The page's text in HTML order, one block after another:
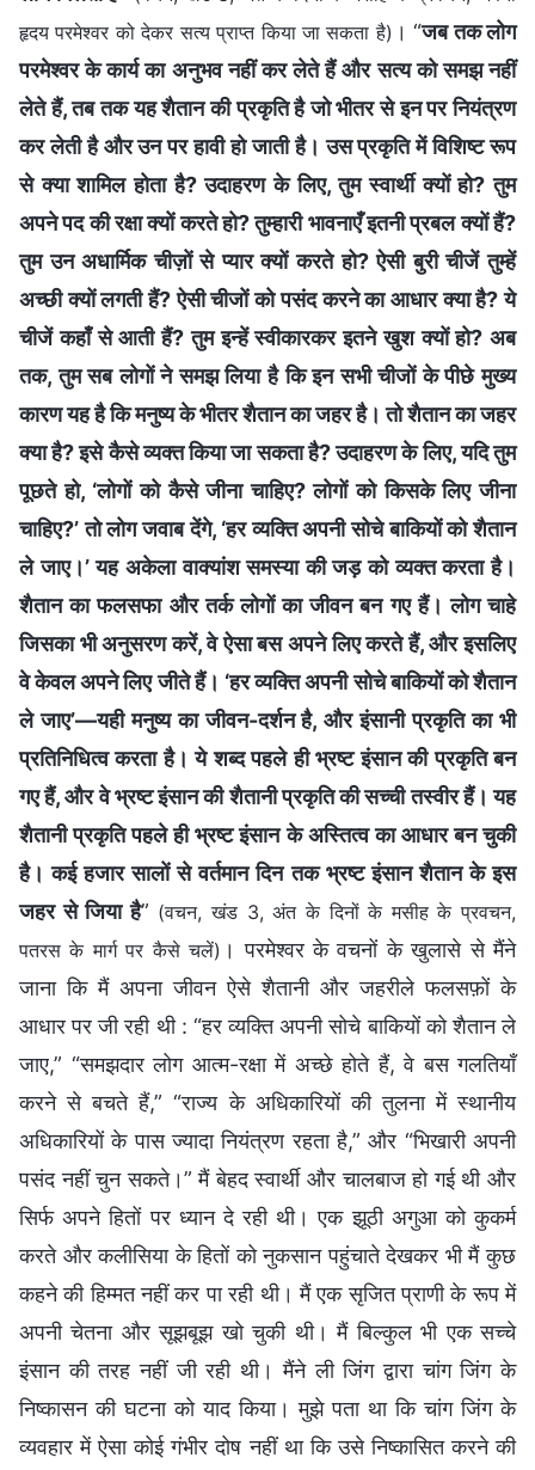
हृदय परमेश्वर को देकर सत्य प्राप्त किया जा सकता है) । “जब तक लोग
परमेश्वर के कार्य का अनुभव नहीं कर लेते हैं और सत्य को समझ नहीं
लेते हैं, तब तक यह शैतान की प्रकृति है जो भीतर से इन पर नियंत्रण
कर लेती है और उन पर हावी हो जाती है। उस प्रकृति में विशिष्ट रूप
से क्या शामिल होता है? उदाहरण के लिए, तुम स्वार्थी क्यों हो? तुम
अपने पद की रक्षा क्यों करते हो? तुम्हारी भावनाएँ इतनी प्रबल क्यों हैं?
तुम उन अधार्मिक चीज़ों से प्यार क्यों करते हो? ऐसी बुरी चीजें तुम्हें
अच्छी क्यों लगती हैं? ऐसी चीजों को पसंद करने का आधार क्या है? ये
चीजें कहाँ से आती हैं? तुम इन्हें स्वीकारकर इतने खुश क्यों हो? अब
तक, तुम सब लोगों ने समझ लिया है कि इन सभी चीजों के पीछे मुख्य
कारण यह है कि मनुष्य के भीतर शैतान का जहर है। तो शैतान का जहर
क्या है? इसे कैसे व्यक्त किया जा सकता है? उदाहरण के लिए, यदि तुम
पूछते हो, ‘लोगों को कैसे जीना चाहिए? लोगों को किसके लिए जीना
चाहिए?’ तो लोग जवाब देंगे, ‘हर व्यक्ति अपनी सोचे बाकियों को शैतान
ले जाए।’ यह अकेला वाक्यांश समस्या की जड़ को व्यक्त करता है।
शैतान का फलसफा और तर्क लोगों का जीवन बन गए हैं। लोग चाहे
जिसका भी अनुसरण करें, वे ऐसा बस अपने लिए करते हैं, और इसलिए
वे केवल अपने लिए जीते हैं। ‘हर व्यक्ति अपनी सोचे बाकियों को शैतान
ले जाए’—यही मनुष्य का जीवन-दर्शन है, और इंसानी प्रकृति का भी
प्रतिनिधित्व करता है। ये शब्द पहले ही भ्रष्ट इंसान की प्रकृति बन
गए हैं, और वे भ्रष्ट इंसान की शैतानी प्रकृति की सच्ची तस्वीर हैं। यह
शैतानी प्रकृति पहले ही भ्रष्ट इंसान के अस्तित्व का आधार बन चुकी
है। कई हजार सालों से वर्तमान दिन तक भ्रष्ट इंसान शैतान के इस
जहर से जिया है” (वचन, खंड 3, अंत के दिनों के मसीह के प्रवचन,
पतरस के मार्ग पर कैसे चलें) । परमेश्वर के वचनों के खुलासे से मैंने
जाना कि मैं अपना जीवन ऐसे शैतानी और जहरीले फलसफ़ों के
आधार पर जी रही थी : “हर व्यक्ति अपनी सोचे बाकियों को शैतान ले
जाए,” “समझदार लोग आत्म-रक्षा में अच्छे होते हैं, वे बस गलतियाँ
करने से बचते हैं,” “राज्य के अधिकारियों की तुलना में स्थानीय
अधिकारियों के पास ज्यादा नियंत्रण रहता है,” और “भिखारी अपनी
पसंद नहीं चुन सकते।” मैं बेहद स्वार्थी और चालबाज हो गई थी और
सिर्फ अपने हितों पर ध्यान दे रही थी। एक झूठी अगुआ को कुकर्म
करते और कलीसिया के हितों को नुकसान पहुंचाते देखकर भी मैं कुछ
कहने की हिम्मत नहीं कर पा रही थी। मैं एक सृजित प्राणी के रूप में
अपनी चेतना और सूझबूझ खो चुकी थी। मैं बिल्कुल भी एक सच्चे
इंसान की तरह नहीं जी रही थी। मैंने ली जिंग द्वारा चांग जिंग के
निष्कासन की घटना को याद किया। मुझे पता था कि चांग जिंग के
व्यवहार में ऐसा कोई गंभीर दोष नहीं था कि उसे निष्कासित करने की